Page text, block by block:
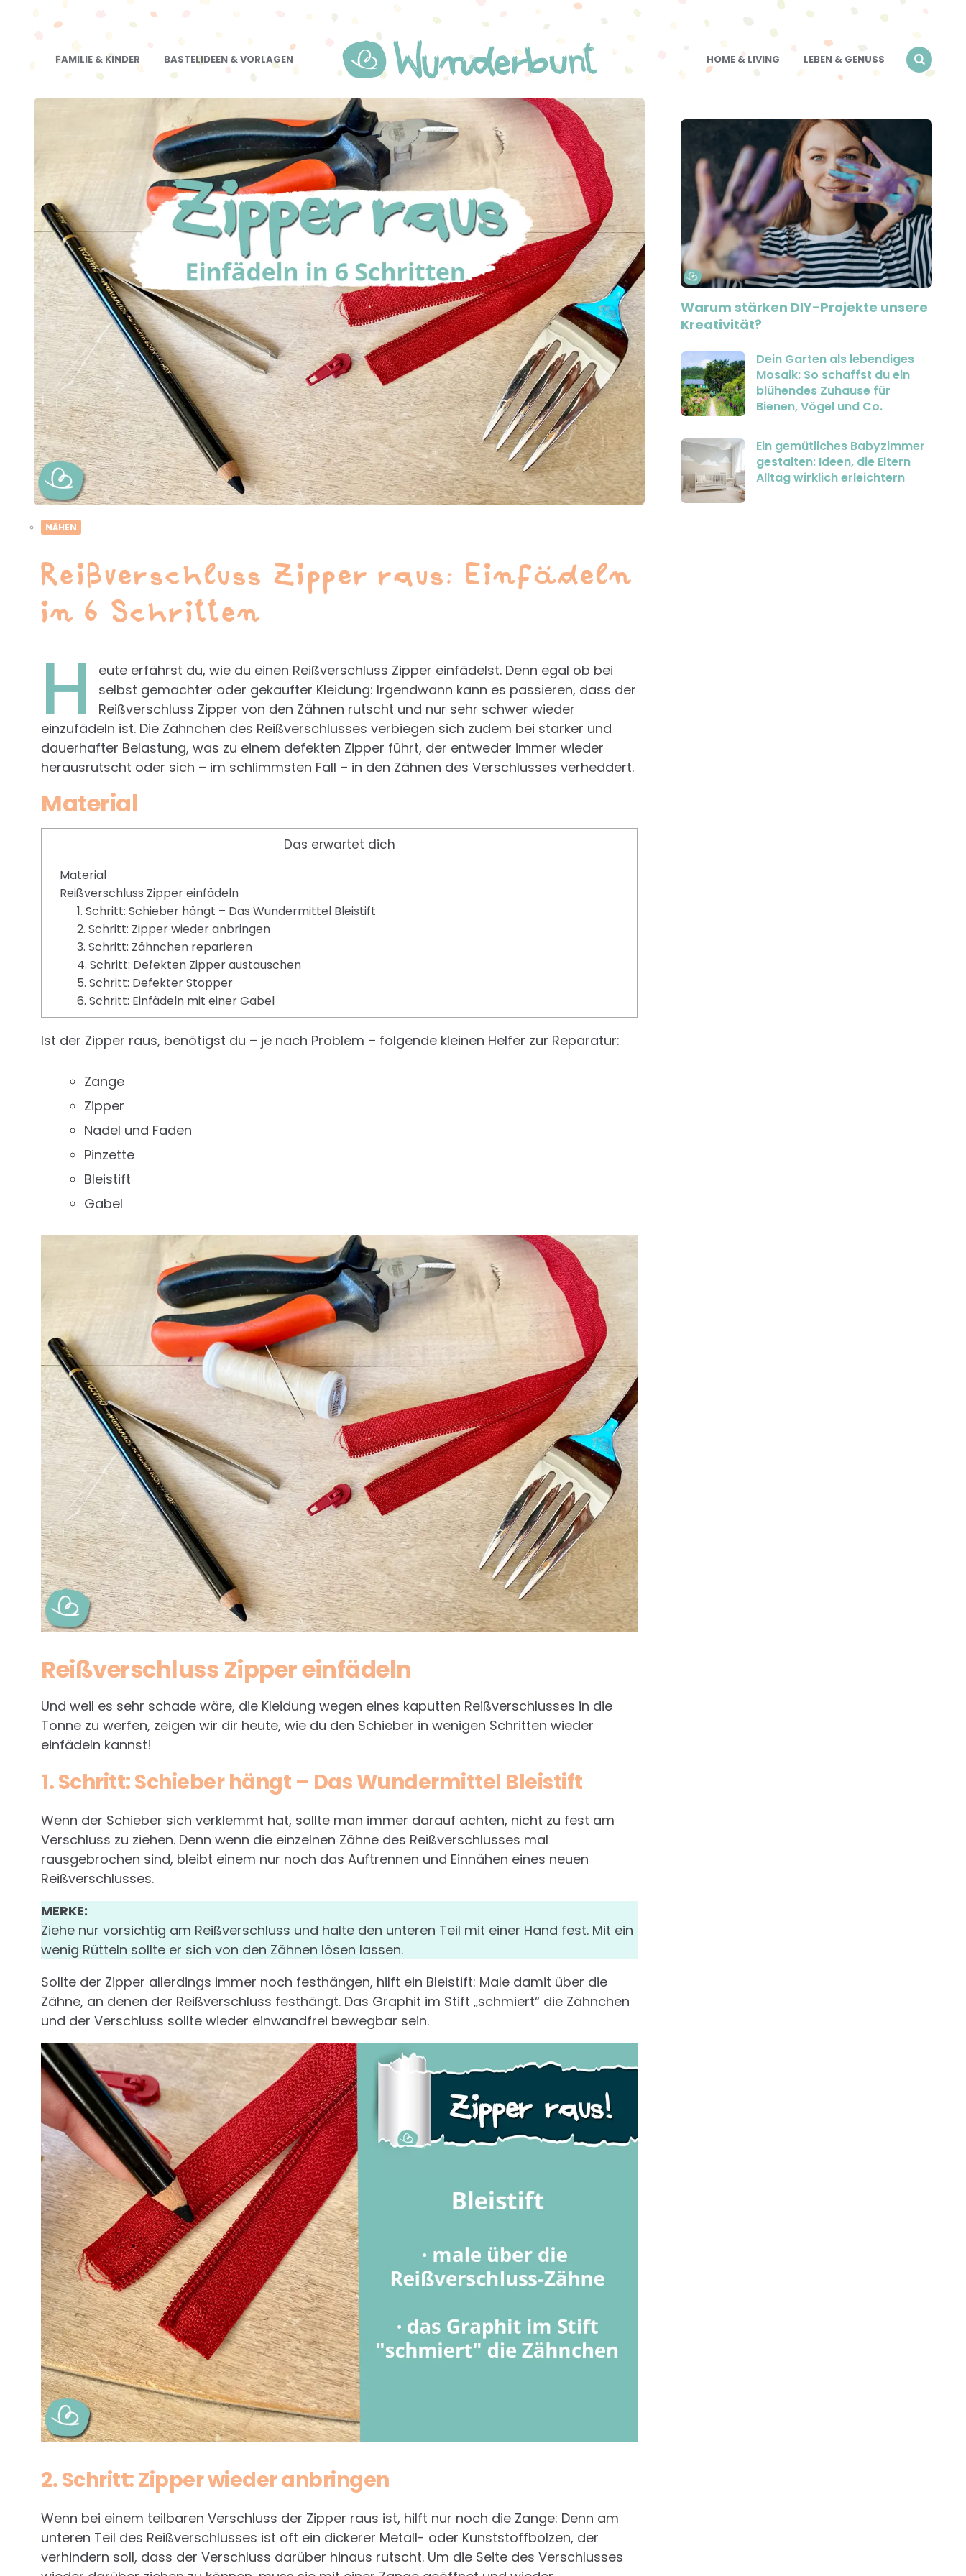
FAMILIE & KINDER BASTELIDEEN & VORLAGEN WUNDERBUNT.DE HOME & LIVING LEBEN & GENUSS
NÄHEN
Reißverschluss Zipper raus: Einfädeln
in 6 Schritten
H
eute erfährst du, wie du einen Reißverschluss Zipper einfädelst. Denn egal ob bei
selbst gemachter oder gekaufter Kleidung: Irgendwann kann es passieren, dass der
Reißverschluss Zipper von den Zähnen rutscht und nur sehr schwer wieder
einzufädeln ist. Die Zähnchen des Reißverschlusses verbiegen sich zudem bei starker und
dauerhafter Belastung, was zu einem defekten Zipper führt, der entweder immer wieder
herausrutscht oder sich – im schlimmsten Fall – in den Zähnen des Verschlusses verheddert.
Material
Das erwartet dich
Material
Reißverschluss Zipper einfädeln
1. Schritt: Schieber hängt – Das Wundermittel Bleistift
2. Schritt: Zipper wieder anbringen
3. Schritt: Zähnchen reparieren
4. Schritt: Defekten Zipper austauschen
5. Schritt: Defekter Stopper
6. Schritt: Einfädeln mit einer Gabel
Ist der Zipper raus, benötigst du – je nach Problem – folgende kleinen Helfer zur Reparatur:
Zange
Zipper
Nadel und Faden
Pinzette
Bleistift
Gabel
Reißverschluss Zipper einfädeln
Und weil es sehr schade wäre, die Kleidung wegen eines kaputten Reißverschlusses in die
Tonne zu werfen, zeigen wir dir heute, wie du den Schieber in wenigen Schritten wieder
einfädeln kannst!
1. Schritt: Schieber hängt – Das Wundermittel Bleistift
Wenn der Schieber sich verklemmt hat, sollte man immer darauf achten, nicht zu fest am
Verschluss zu ziehen. Denn wenn die einzelnen Zähne des Reißverschlusses mal
rausgebrochen sind, bleibt einem nur noch das Auftrennen und Einnähen eines neuen
Reißverschlusses.
MERKE:
Ziehe nur vorsichtig am Reißverschluss und halte den unteren Teil mit einer Hand fest. Mit ein
wenig Rütteln sollte er sich von den Zähnen lösen lassen.
Sollte der Zipper allerdings immer noch festhängen, hilft ein Bleistift: Male damit über die
Zähne, an denen der Reißverschluss festhängt. Das Graphit im Stift „schmiert“ die Zähnchen
und der Verschluss sollte wieder einwandfrei bewegbar sein.
2. Schritt: Zipper wieder anbringen
Wenn bei einem teilbaren Verschluss der Zipper raus ist, hilft nur noch die Zange: Denn am
unteren Teil des Reißverschlusses ist oft ein dickerer Metall- oder Kunststoffbolzen, der
verhindern soll, dass der Verschluss darüber hinaus rutscht. Um die Seite des Verschlusses
Warum stärken DIY-Projekte unsere
Kreativität?
Dein Garten als lebendiges
Mosaik: So schaffst du ein
blühendes Zuhause für
Bienen, Vögel und Co.
Ein gemütliches Babyzimmer
gestalten: Ideen, die Eltern
Alltag wirklich erleichtern